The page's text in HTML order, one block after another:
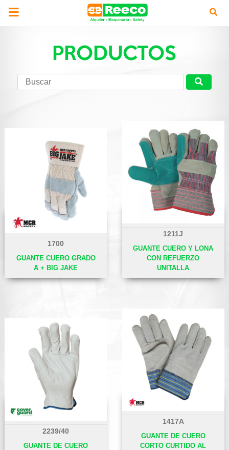
PRODUCTOS
1700
GUANTE CUERO GRADO
A + BIG JAKE
1211J
GUANTE CUERO Y LONA
CON REFUERZO
UNITALLA
2239/40
GUANTE DE CUERO
1417A
GUANTE DE CUERO
CORTO CURTIDO AL